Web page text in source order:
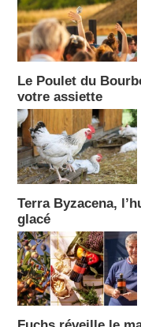
Le Poulet du
votre assiette
Terra Byzacena,
glacé